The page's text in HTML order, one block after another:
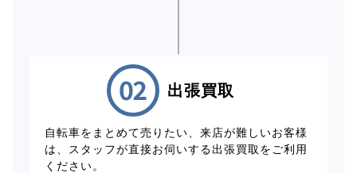
出張買取
自転車をまとめて売りたい、来店が難しいお客様
は、スタッフが直接お伺いする出張買取をご利用
ください。